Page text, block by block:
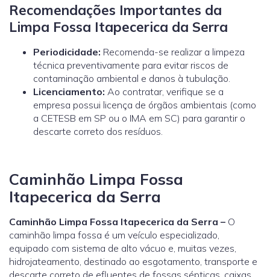
Recomendações Importantes da
Limpa Fossa Itapecerica da Serra
Periodicidade: Recomenda-se realizar a limpeza
técnica preventivamente para evitar riscos de
contaminação ambiental e danos à tubulação.
Licenciamento: Ao contratar, verifique se a
empresa possui licença de órgãos ambientais (como
a CETESB em SP ou o IMA em SC) para garantir o
descarte correto dos resíduos.
Caminhão Limpa Fossa
Itapecerica da Serra
Caminhão Limpa Fossa Itapecerica da Serra – O
caminhão limpa fossa é um veículo especializado,
equipado com sistema de alto vácuo e, muitas vezes,
hidrojateamento, destinado ao esgotamento, transporte e
descarte correto de efluentes de fossas sépticas, caixas